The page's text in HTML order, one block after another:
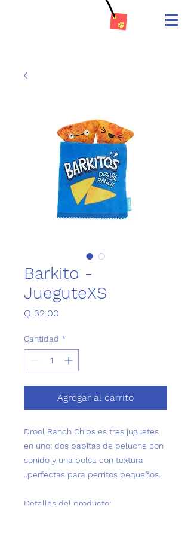
Barkito -
JueguteXS
Q 32.00
Cantidad *
Agregar al carrito
Drool Ranch Chips es tres juguetes
en uno: dos papitas de peluche con
sonido y una bolsa con textura
..perfectas para perritos pequeños.
Detalles del producto: